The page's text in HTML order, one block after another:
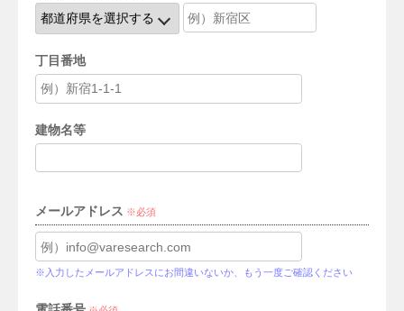
丁目番地
建物名等
メールアドレス 必須
※入力したメールアドレスにお間違いないか、もう一度ご確認ください